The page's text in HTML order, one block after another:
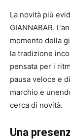
La novità più
GIANNABAR.
momento della
la tradizione
pensata per i
pausa veloce e
marchio e
cerca di novità.
Una